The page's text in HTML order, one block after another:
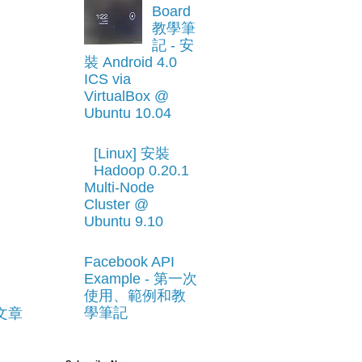
章
Board
教學筆
記 - 安
裝 Android 4.0
ICS via
VirtualBox @
Ubuntu 10.04
[Linux] 安裝
Hadoop 0.20.1
Multi-Node
Cluster @
Ubuntu 9.10
Facebook API
Example - 第一次
使用、範例和教
學筆記